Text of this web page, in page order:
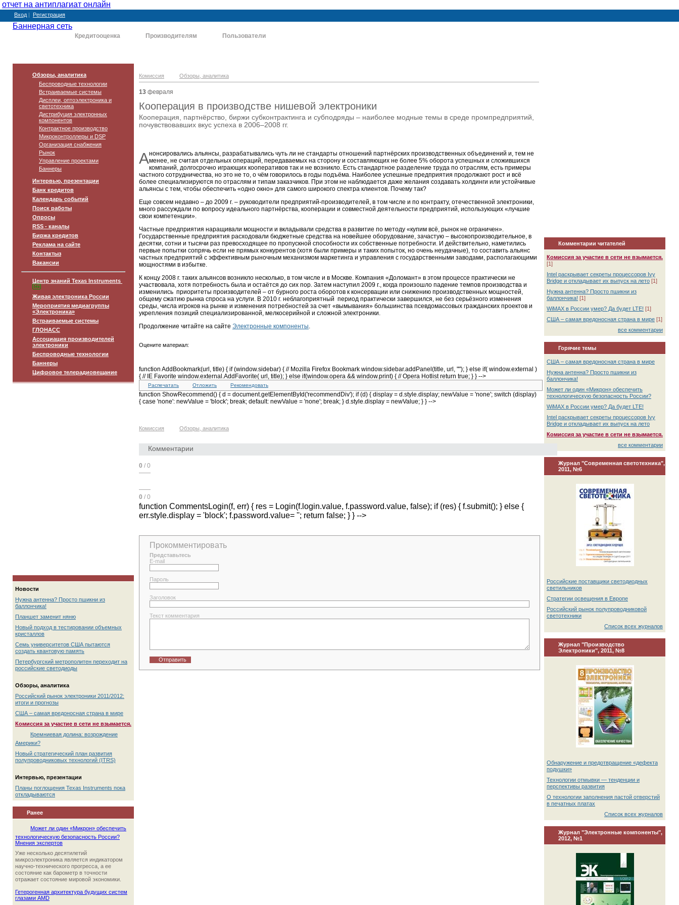
отчет на антиплагиат онлайн
Вход | Регистрация
Баннерная сеть
Кредитооценка Производителям Пользователи
Обзоры, аналитика
Беспроводные технологии
Встраиваемые системы
Дисплеи, оптоэлектроника и
светотехника
Дистрибуция электронных
компонентов
Контрактное производство
Микроконтроллеры и DSP
Организация снабжения
Рынок
Управление проектами
Баннеры
Интервью, презентации
Банк кредитов
Календарь событий
Поиск работы
Опросы
RSS - каналы
Биржа кредитов
Реклама на сайте
Контактыз
Вакансии
Центр знаний Texas Instruments
Живая электроника России
Мероприятия медиагруппы
«Электроника»
Встраиваемые системы
ГЛОНАСС
Ассоциация производителей
электроники
Беспроводные технологии
Баннеры
Цифровое телерадиовещание
Новости
Нужна антенна? Просто пшикни из
баллончика!
Планшет заменит няню
Новый подход в тестировании объемных
кристаллов
Семь университетов США пытаются
создать квантовую память
Петербургский метрополитен переходит на
российские светодиоды
Обзоры, аналитика
Российский рынок электроники 2011/2012:
итоги и прогнозы
США – самая вредоносная страна в мире
Комиссия за участие в сети не взымается.
Кремниевая долина: возрождение
Америки?
Новый стратегический план развития
полупроводниковых технологий (ITRS)
Интервью, презентации
Планы поглощения Texas Instruments пока
откладываются
Ранее
Может ли один «Микрон» обеспечить
технологическую безопасность России?
Мнения экспертов
Уже несколько десятилетий
микроэлектроника является индикатором
научно-технического прогресса, а ее
состояние как барометр в точности
отражает состояние мировой экономики.
Гетерогенная архитектура будущих систем
глазами AMD
Комиссия Обзоры, аналитика
13 февраля
Кооперация в производстве нишевой электроники
Кооперация, партнёрство, биржи субконтрактинга и субподряды – наиболее модные темы в среде промпредприятий,
почувствовавших вкус успеха в 2006–2008 гг.
Анонсировались альянсы, разрабатывались чуть ли не стандарты отношений партнёрских производственных объединений и, тем не
менее, не считая отдельных операций, передаваемых на сторону и составляющих не более 5% оборота успешных и сложившихся
компаний, долгосрочно играющих кооперативов так и не возникло. Есть стандартное разделение труда по отраслям, есть примеры
частного сотрудничества, но это не то, о чём говорилось в годы подъёма. Наиболее успешные предприятия продолжают рост и всё
более специализируются по отраслям и типам заказчиков. При этом не наблюдается даже желания создавать холдинги или устойчивые
альянсы с тем, чтобы обеспечить «одно окно» для самого широкого спектра клиентов. Почему так?
Еще совсем недавно – до 2009 г. – руководители предприятий-производителей, в том числе и по контракту, отечественной электроники,
много рассуждали по вопросу идеального партнёрства, кооперации и совместной деятельности предприятий, использующих «лучшие
свои компетенции».
Частные предприятия наращивали мощности и вкладывали средства в развитие по методу «купим всё, рынок не ограничен».
Государственные предприятия расходовали бюджетные средства на новейшее оборудование, зачастую – высокопроизводительное, в
десятки, сотни и тысячи раз превосходящее по пропускной способности их собственные потребности. И действительно, наметились
первые попытки сопрячь если не прямых конкурентов (хотя были примеры и таких попыток, но очень неудачные), то составить альянс
частных предприятий с эффективным рыночным механизмом маркетинга и управления с государственными заводами, располагающими
мощностями в избытке.
К концу 2008 г. таких альянсов возникло несколько, в том числе и в Москве. Компания «Доломант» в этом процессе практически не
участвовала, хотя потребность была и остаётся до сих пор. Затем наступил 2009 г., когда произошло падение темпов производства и
изменились приоритеты производителей – от бурного роста оборотов к консервации или снижению производственных мощностей,
общему сжатию рынка спроса на услуги. В 2010 г. неблагоприятный период практически завершился, не без серьёзного изменения
среды, числа игроков на рынке и изменения потребностей за счет «вымывания» большинства пcевдомассовых гражданских проектов и
укрепления позиций специализированной, мелкосерийной и сложной электроники.
Продолжение читайте на сайте Электронные компоненты.
Оцените материал:
function AddBookmark(url, title) { if (window.sidebar) { // Mozilla Firefox Bookmark window.sidebar.addPanel(title, url, ""); } else if( window.external )
{ // IE Favorite window.external.AddFavorite( url, title); } else if(window.opera && window.print) { // Opera Hotlist return true; } } -->
Распечатать Отложить Рекомендовать
function ShowRecommend() { d = document.getElementById('recommendDiv'); if (d) { display = d.style.display; newValue = 'none'; switch (display)
{ case 'none': newValue = 'block'; break; default: newValue = 'none'; break; } d.style.display = newValue; } } -->
Комиссия Обзоры, аналитика
Комментарии
0 / 0
0 / 0
function CommentsLogin(f, err) { res = Login(f.login.value, f.password.value, false); if (res) { f.submit(); } else {
err.style.display = 'block'; f.password.value= ''; return false; } } -->
Прокомментировать
Представьтесь
E-mail
Пароль
Заголовок
Текст комментария
Отправить
Комментарии читателей
Комиссия за участие в сети не взымается.
[1]
Intel раскрывает секреты процессоров Ivy
Bridge и откладывает их выпуск на лето [1]
Нужна антенна? Просто пшикни из
баллончика! [1]
WiMAX в России умер? Да будет LTE! [1]
США – самая вредоносная страна в мире [1]
все комментарии
Горячие темы
США – самая вредоносная страна в мире
Нужна антенна? Просто пшикни из
баллончика!
Может ли один «Микрон» обеспечить
технологическую безопасность России?
WiMAX в России умер? Да будет LTE!
Intel раскрывает секреты процессоров Ivy
Bridge и откладывает их выпуск на лето
Комиссия за участие в сети не взымается.
все комментарии
Журнал "Современная светотехника",
2011, №6
Российские поставщики светодиодных
светильников
Стратегии освещения в Европе
Российский рынок полупроводниковой
светотехники
Список всех журналов
Журнал "Производство
Электроники", 2011, №8
Обнаружение и предотвращение «дефекта
подушки»
Технологии отмывки — тенденции и
перспективы развития
О технологии заполнения пастой отверстий
в печатных платах
Список всех журналов
Журнал "Электронные компоненты",
2012, №1